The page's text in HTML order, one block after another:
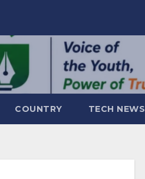
COUNTRY TECH NEWS